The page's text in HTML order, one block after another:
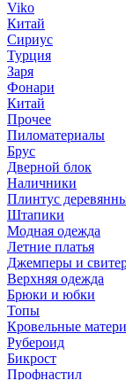
Viko
Китай
Сириус
Турция
Заря
Фонари
Китай
Прочее
Пиломатериалы
Брус
Дверной блок
Наличники
Плинтус
Штапики
Модная одежда
Летние платья
Джемперы и
Верхняя одежда
Брюки и юбки
Топы
Кровельные
Рубероид
Бикрост
Профнастил